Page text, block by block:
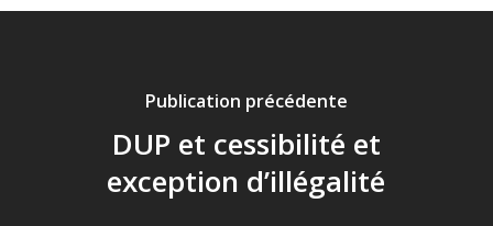
Publication précédente
DUP et cessibilité et
exception d’illégalité